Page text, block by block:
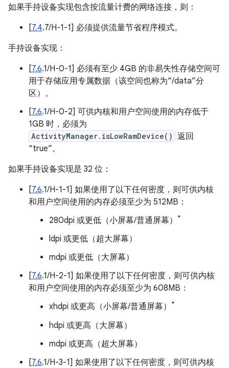
如果手持设备实现包含按流量计费的网络连接，则：
[7.4.7/H-1-1] 必须提供流量节省程序模式。
手持设备实现：
[7.6.1/H-0-1] 必须有至少 4GB 的非易失性存储空间可
用于存储应用专属数据（该空间也称为“/data”分
区）。
[7.6.1/H-0-2] 可供内核和用户空间使用的内存低于
1GB 时，必须为
ActivityManager.isLowRamDevice() 返回
“true”。
如果手持设备实现是 32 位：
[7.6.1/H-1-1] 如果使用了以下任何密度，则可供内核
和用户空间使用的内存必须至少为 512MB：
280dpi 或更低（小屏幕/普通屏幕）
*
ldpi 或更低（超大屏幕）
mdpi 或更低（大屏幕）
[7.6.1/H-2-1] 如果使用了以下任何密度，则可供内核
和用户空间使用的内存必须至少为 608MB：
xhdpi 或更高（小屏幕/普通屏幕）
*
hdpi 或更高（大屏幕）
mdpi 或更高（超大屏幕）
[7.6.1/H-3-1] 如果使用了以下任何密度，则可供内核